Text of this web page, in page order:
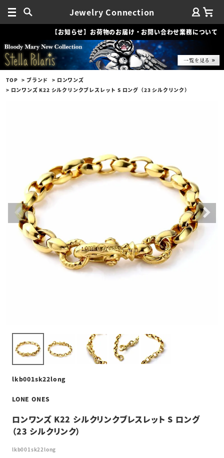
Jewelry Connection
【お知らせ】お荷物のお届け・お問い合わせ業務について
TOP ブランド
ロンワンズ
ロンワンズ K22 シルクリンクブレスレット S ロング（23 シルクリンク）
lkb001sk22long
LONE ONES
ロンワンズ K22 シルクリンクブレスレット S ロング
（23 シルクリンク）
lkb001sk22long